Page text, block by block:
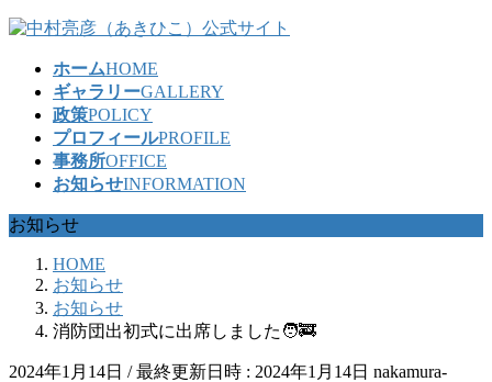
コ
ッ
プ
ナ
移
動
ホームHOME
ギャラリーGALLERY
政策POLICY
プロフィールPROFILE
事務所OFFICE
お知らせINFORMATION
お知らせ
HOME
お知らせ
お知らせ
消防団出初式に出席しました🧑‍🚒
2024年1月14日 / 最終更新日時 : 2024年1月14日 nakamura-